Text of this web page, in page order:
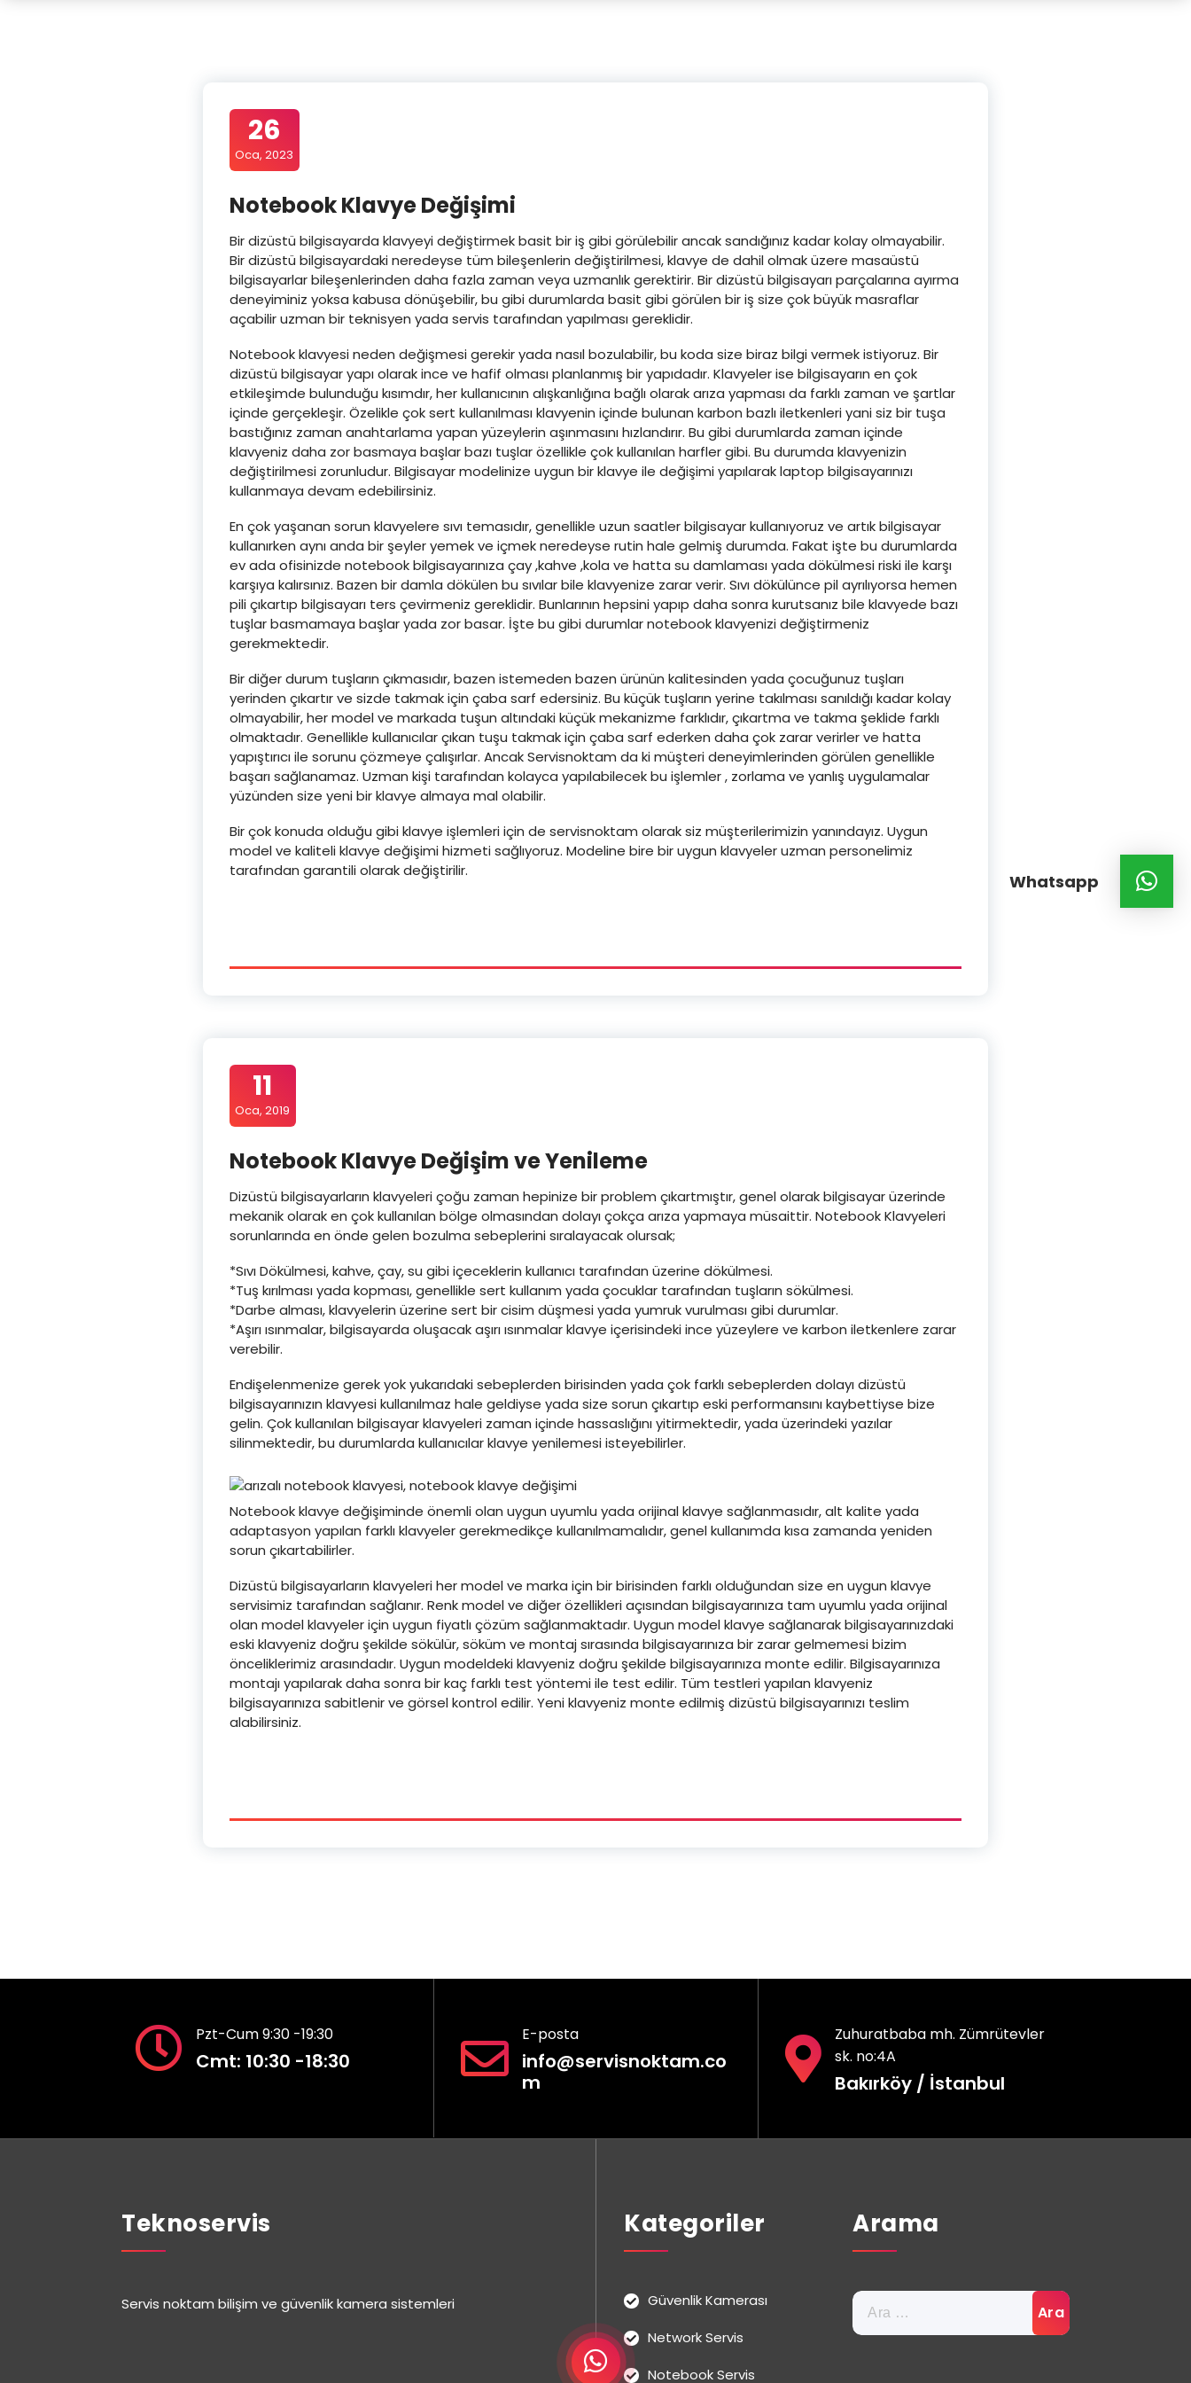
26
Oca, 2023
Notebook Klavye Değişimi
Bir dizüstü bilgisayarda klavyeyi değiştirmek basit bir iş gibi görülebilir ancak sandığınız kadar kolay olmayabilir.
Bir dizüstü bilgisayardaki neredeyse tüm bileşenlerin değiştirilmesi, klavye de dahil olmak üzere masaüstü
bilgisayarlar bileşenlerinden daha fazla zaman veya uzmanlık gerektirir. Bir dizüstü bilgisayarı parçalarına ayırma
deneyiminiz yoksa kabusa dönüşebilir, bu gibi durumlarda basit gibi görülen bir iş size çok büyük masraflar
açabilir uzman bir teknisyen yada servis tarafından yapılması gereklidir.
Notebook klavyesi neden değişmesi gerekir yada nasıl bozulabilir, bu koda size biraz bilgi vermek istiyoruz. Bir
dizüstü bilgisayar yapı olarak ince ve hafif olması planlanmış bir yapıdadır. Klavyeler ise bilgisayarın en çok
etkileşimde bulunduğu kısımdır, her kullanıcının alışkanlığına bağlı olarak arıza yapması da farklı zaman ve şartlar
içinde gerçekleşir. Özelikle çok sert kullanılması klavyenin içinde bulunan karbon bazlı iletkenleri yani siz bir tuşa
bastığınız zaman anahtarlama yapan yüzeylerin aşınmasını hızlandırır. Bu gibi durumlarda zaman içinde
klavyeniz daha zor basmaya başlar bazı tuşlar özellikle çok kullanılan harfler gibi. Bu durumda klavyenizin
değiştirilmesi zorunludur. Bilgisayar modelinize uygun bir klavye ile değişimi yapılarak laptop bilgisayarınızı
kullanmaya devam edebilirsiniz.
En çok yaşanan sorun klavyelere sıvı temasıdır, genellikle uzun saatler bilgisayar kullanıyoruz ve artık bilgisayar
kullanırken aynı anda bir şeyler yemek ve içmek neredeyse rutin hale gelmiş durumda. Fakat işte bu durumlarda
ev ada ofisinizde notebook bilgisayarınıza çay ,kahve ,kola ve hatta su damlaması yada dökülmesi riski ile karşı
karşıya kalırsınız. Bazen bir damla dökülen bu sıvılar bile klavyenize zarar verir. Sıvı dökülünce pil ayrılıyorsa hemen
pili çıkartıp bilgisayarı ters çevirmeniz gereklidir. Bunlarının hepsini yapıp daha sonra kurutsanız bile klavyede bazı
tuşlar basmamaya başlar yada zor basar. İşte bu gibi durumlar notebook klavyenizi değiştirmeniz
gerekmektedir.
Bir diğer durum tuşların çıkmasıdır, bazen istemeden bazen ürünün kalitesinden yada çocuğunuz tuşları
yerinden çıkartır ve sizde takmak için çaba sarf edersiniz. Bu küçük tuşların yerine takılması sanıldığı kadar kolay
olmayabilir, her model ve markada tuşun altındaki küçük mekanizme farklıdır, çıkartma ve takma şeklide farklı
olmaktadır. Genellikle kullanıcılar çıkan tuşu takmak için çaba sarf ederken daha çok zarar verirler ve hatta
yapıştırıcı ile sorunu çözmeye çalışırlar. Ancak Servisnoktam da ki müşteri deneyimlerinden görülen genellikle
başarı sağlanamaz. Uzman kişi tarafından kolayca yapılabilecek bu işlemler , zorlama ve yanlış uygulamalar
yüzünden size yeni bir klavye almaya mal olabilir.
Bir çok konuda olduğu gibi klavye işlemleri için de servisnoktam olarak siz müşterilerimizin yanındayız. Uygun
model ve kaliteli klavye değişimi hizmeti sağlıyoruz. Modeline bire bir uygun klavyeler uzman personelimiz
tarafından garantili olarak değiştirilir.
11
Oca, 2019
Notebook Klavye Değişim ve Yenileme
Dizüstü bilgisayarların klavyeleri çoğu zaman hepinize bir problem çıkartmıştır, genel olarak bilgisayar üzerinde
mekanik olarak en çok kullanılan bölge olmasından dolayı çokça arıza yapmaya müsaittir. Notebook Klavyeleri
sorunlarında en önde gelen bozulma sebeplerini sıralayacak olursak;
*Sıvı Dökülmesi, kahve, çay, su gibi içeceklerin kullanıcı tarafından üzerine dökülmesi.
*Tuş kırılması yada kopması, genellikle sert kullanım yada çocuklar tarafından tuşların sökülmesi.
*Darbe alması, klavyelerin üzerine sert bir cisim düşmesi yada yumruk vurulması gibi durumlar.
*Aşırı ısınmalar, bilgisayarda oluşacak aşırı ısınmalar klavye içerisindeki ince yüzeylere ve karbon iletkenlere zarar
verebilir.
Endişelenmenize gerek yok yukarıdaki sebeplerden birisinden yada çok farklı sebeplerden dolayı dizüstü
bilgisayarınızın klavyesi kullanılmaz hale geldiyse yada size sorun çıkartıp eski performansını kaybettiyse bize
gelin. Çok kullanılan bilgisayar klavyeleri zaman içinde hassaslığını yitirmektedir, yada üzerindeki yazılar
silinmektedir, bu durumlarda kullanıcılar klavye yenilemesi isteyebilirler.
Notebook klavye değişiminde önemli olan uygun uyumlu yada orijinal klavye sağlanmasıdır, alt kalite yada
adaptasyon yapılan farklı klavyeler gerekmedikçe kullanılmamalıdır, genel kullanımda kısa zamanda yeniden
sorun çıkartabilirler.
Dizüstü bilgisayarların klavyeleri her model ve marka için bir birisinden farklı olduğundan size en uygun klavye
servisimiz tarafından sağlanır. Renk model ve diğer özellikleri açısından bilgisayarınıza tam uyumlu yada orijinal
olan model klavyeler için uygun fiyatlı çözüm sağlanmaktadır. Uygun model klavye sağlanarak bilgisayarınızdaki
eski klavyeniz doğru şekilde sökülür, söküm ve montaj sırasında bilgisayarınıza bir zarar gelmemesi bizim
önceliklerimiz arasındadır. Uygun modeldeki klavyeniz doğru şekilde bilgisayarınıza monte edilir. Bilgisayarınıza
montajı yapılarak daha sonra bir kaç farklı test yöntemi ile test edilir. Tüm testleri yapılan klavyeniz
bilgisayarınıza sabitlenir ve görsel kontrol edilir. Yeni klavyeniz monte edilmiş dizüstü bilgisayarınızı teslim
alabilirsiniz.
Pzt-Cum 9:30 -19:30
Cmt: 10:30 -18:30
E-posta
info@servisnoktam.co
m
Zuhuratbaba mh. Zümrütevler
sk. no:4A
Bakırköy / İstanbul
Teknoservis
Servis noktam bilişim ve güvenlik kamera sistemleri
Kategoriler
Güvenlik Kamerası
Network Servis
Notebook Servis
Arama
Arama:
Whatsapp